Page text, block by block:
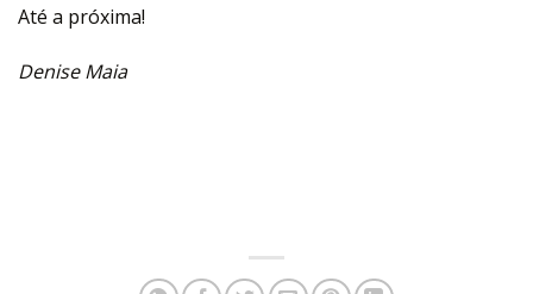
Até a próxima!
Denise Maia